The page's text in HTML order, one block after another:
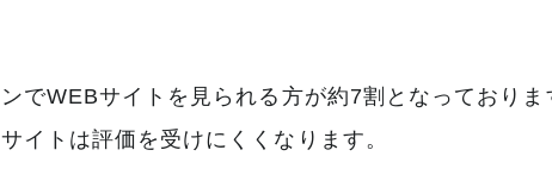
でWEBサイトを見られる方が約7割となっており
イトは評価を受けにくくなります。